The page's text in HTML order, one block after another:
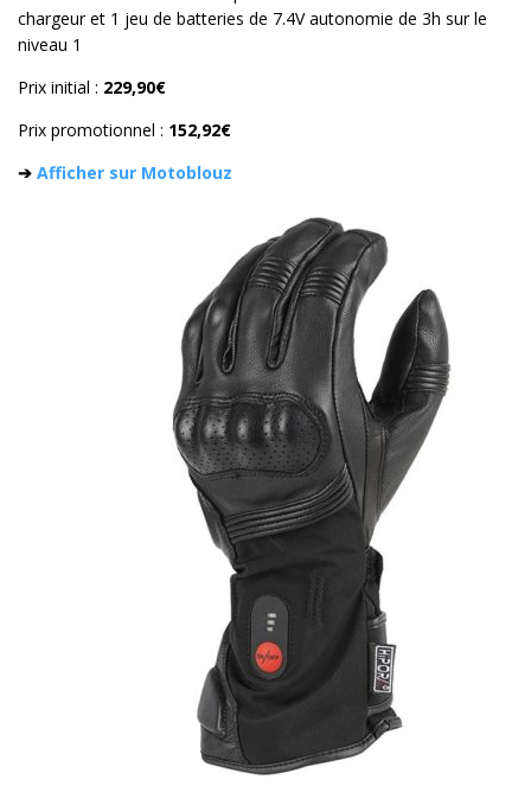
chargeur et 1 jeu de batteries de 7.4V autonomie de 3h sur le
niveau 1
Prix initial : 229,90€
Prix promotionnel : 152,92€
➔ Afficher sur Motoblouz